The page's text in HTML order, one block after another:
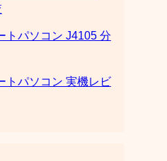
トパソコン J4105 分
トパソコン 実機レビ